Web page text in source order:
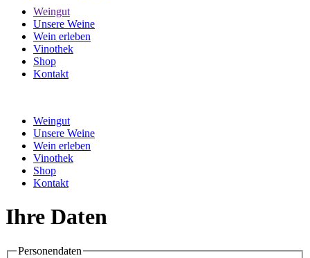
Weingut
Unsere Weine
Wein erleben
Vinothek
Shop
Kontakt
Weingut
Unsere Weine
Wein erleben
Vinothek
Shop
Kontakt
Ihre Daten
Personendaten